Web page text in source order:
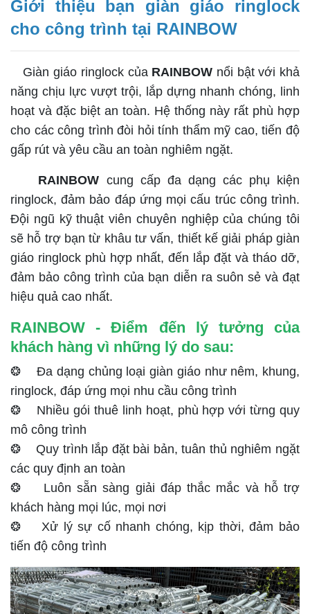
Giới thiệu bạn giàn giáo ringlock
cho công trình tại RAINBOW
Giàn giáo ringlock của RAINBOW nổi bật với khả
năng chịu lực vượt trội, lắp dựng nhanh chóng, linh
hoạt và đặc biệt an toàn. Hệ thống này rất phù hợp
cho các công trình đòi hỏi tính thẩm mỹ cao, tiến độ
gấp rút và yêu cầu an toàn nghiêm ngặt.
RAINBOW cung cấp đa dạng các phụ kiện
ringlock, đảm bảo đáp ứng mọi cấu trúc công trình.
Đội ngũ kỹ thuật viên chuyên nghiệp của chúng tôi
sẽ hỗ trợ bạn từ khâu tư vấn, thiết kế giải pháp giàn
giáo ringlock phù hợp nhất, đến lắp đặt và tháo dỡ,
đảm bảo công trình của bạn diễn ra suôn sẻ và đạt
hiệu quả cao nhất.
RAINBOW - Điểm đến lý tưởng của
khách hàng vì những lý do sau:
❂ Đa dạng chủng loại giàn giáo như nêm, khung,
ringlock, đáp ứng mọi nhu cầu công trình
❂ Nhiều gói thuê linh hoạt, phù hợp với từng quy
mô công trình
❂ Quy trình lắp đặt bài bản, tuân thủ nghiêm ngặt
các quy định an toàn
❂ Luôn sẵn sàng giải đáp thắc mắc và hỗ trợ
khách hàng mọi lúc, mọi nơi
❂ Xử lý sự cố nhanh chóng, kịp thời, đảm bảo
tiến độ công trình